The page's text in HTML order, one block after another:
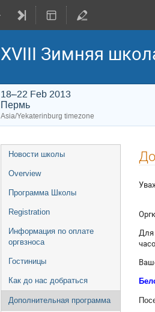
XVIII Зимняя
18–22 Feb 2013
Пермь
Asia/Yekaterinburg timezone
Event
menu
Новости школы
Overview
Программа Школы
Registration
Информация по оплате
оргвзноса
Гостиницы
Как до нас добраться
Дополнительная программа
Для